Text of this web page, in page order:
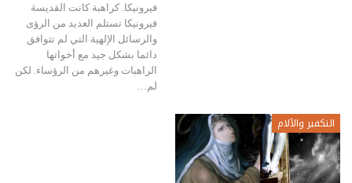
فيرونيكا. كراهبة كانت القديسة
فيرونيكا تستلم العديد من الرؤى
والرسائل الإلهية التي لم تتوافق
دائما بشكل جيد مع أخواتها
الراهبات وغيرهم من الرؤساء. لكن
لم…
التكفير والآلام